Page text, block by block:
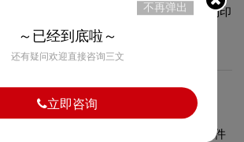
众多竞品中脱颖而出，给消费者留下深刻印
交付哪些文件？
JPG、PDF、AI、PNG等多种格式的源文件
不再弹出
～已经到底啦～
还有疑问欢迎直接咨询三文
立即咨询